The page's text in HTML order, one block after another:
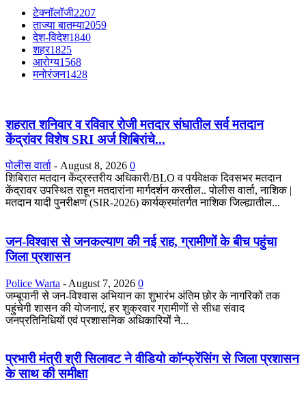
टेक्नॉलॉजी2207
ताज्या बातम्या2059
देश-विदेश1840
शहर1825
आरोग्य1568
मनोरंजन1428
शहरात शनिवार व रविवार रोजी मतदार संघातील सर्व मतदान
केंद्रांवर विशेष SRI अर्ज शिबिरांचे...
पोलीस वार्ता - August 8, 2026 0
शिबिरात मतदान केंद्रस्तरीय अधिकारी/BLO व पर्यवेक्षक दिवसभर मतदान
केंद्रावर उपस्थित राहून मतदारांना मार्गदर्शन करतील.. पोलीस वार्ता, नाशिक |
मतदान यादी पुनरीक्षण (SIR-2026) कार्यक्रमांतर्गत नाशिक जिल्ह्यातील...
जन-विश्वास से जनकल्याण की नई राह, ग्रामीणों के बीच पहुंचा
जिला प्रशासन
Police Warta - August 7, 2026 0
जम्बूपानी से जन-विश्वास अभियान का शुभारंभ अंतिम छोर के नागरिकों तक
पहुंचेगी शासन की योजनाएं, हर शुक्रवार ग्रामीणों से सीधा संवाद
जनप्रतिनिधियों एवं प्रशासनिक अधिकारियों ने...
प्रभारी मंत्री श्री सिलावट ने वीडियो कॉन्फ्रेंसिंग से जिला प्रशासन
के साथ की समीक्षा